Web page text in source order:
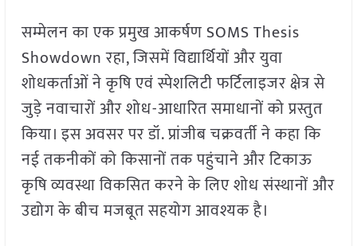
सम्मेलन का एक प्रमुख आकर्षण SOMS Thesis
Showdown रहा, जिसमें विद्यार्थियों और युवा
शोधकर्ताओं ने कृषि एवं स्पेशलिटी फर्टिलाइजर क्षेत्र से
जुड़े नवाचारों और शोध-आधारित समाधानों को प्रस्तुत
किया। इस अवसर पर डॉ. प्रांजीब चक्रवर्ती ने कहा कि
नई तकनीकों को किसानों तक पहुंचाने और टिकाऊ
कृषि व्यवस्था विकसित करने के लिए शोध संस्थानों और
उद्योग के बीच मजबूत सहयोग आवश्यक है।